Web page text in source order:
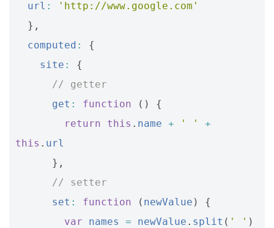
url :
'http://www.google.com'
},
computed :
{
site :
{
// getter
get : function ()
{
return
this . name + ' '
+
this . url
},
// setter
set : function ( newValue )
{
var
names = newValue . split ( ' ' )